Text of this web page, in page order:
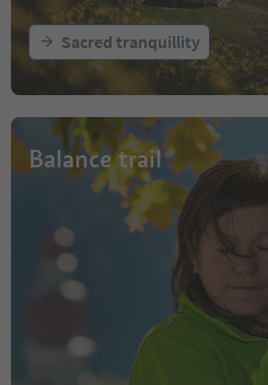
Sacred tranquillity
Balance trail